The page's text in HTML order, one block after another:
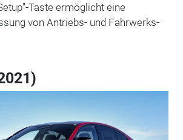
Taste ermöglicht eine
von Antriebs- und Fahrwerks-